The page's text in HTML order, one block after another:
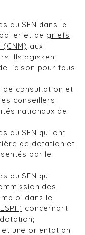
du SEN dans le
et de griefs
aux
Ils agissent
liaison pour tous
de consultation et
conseillers
nationaux de
du SEN qui ont
de dotation et
par le
du SEN qui
des
dans le
concernant
une orientation